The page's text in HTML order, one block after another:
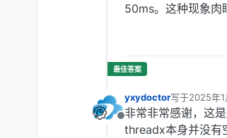
50ms。这种现象肉
离线
yxydoctor写于2025年1
最后由 编辑
非常非常感谢，这
threadx本身并没有